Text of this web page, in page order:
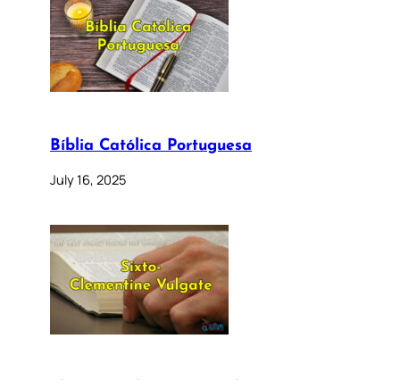
Bíblia Católica Portuguesa
July 16, 2025